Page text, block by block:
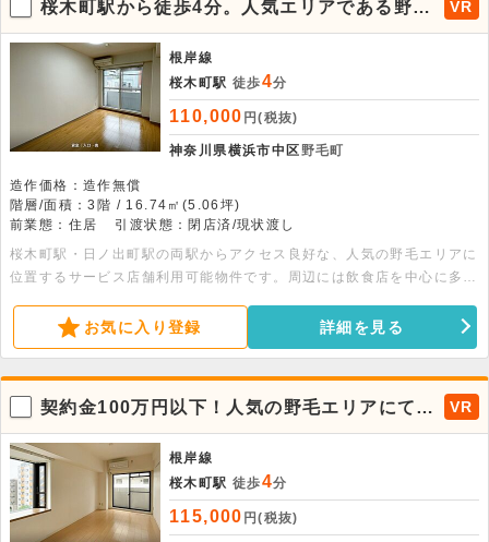
桜木町駅から徒歩4分。人気エリアである野毛
にて、サービス店舗利用が可能な物件が出ま
した！
VR
根岸線
桜木町駅 徒歩4分
110,000 円(税抜)
神奈川県横浜市中区野毛町
造作価格：造作無償
階層/面積：3階 / 16.74㎡(5.06坪)
前業態：住居
引渡状態：閉店済/現状渡し
桜木町駅・日ノ出町駅の両駅からアクセス良好な、人気の野毛エリアに
位置するサービス店舗利用可能物件です。周辺には飲食店を中心に多様
す。観光客や近隣住民に加え、桜木町・関内エリアで働くビジネス層や
学生まで、幅広いターゲットの集客が見込める立地です。昼夜を問わず
サービス店舗の出店に適した物件となっております。ぜひお早めにお問
い合わせください。
お気に入り登録 詳細を見る
契約金100万円以下！人気の野毛エリアにて、
サービス店舗利用可能な物件が出ました。
VR
根岸線
桜木町駅 徒歩4分
115,000 円(税抜)